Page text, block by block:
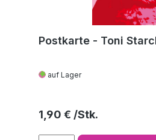
Postkarte - Toni
auf Lager
Regulärer Preis:
1,90 €